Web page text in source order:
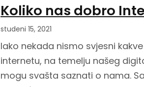
Koliko nas dobro
studeni 15, 2021
Iako nekada nismo svjesni
internetu, na temelju našeg
mogu svašta saznati o nama.